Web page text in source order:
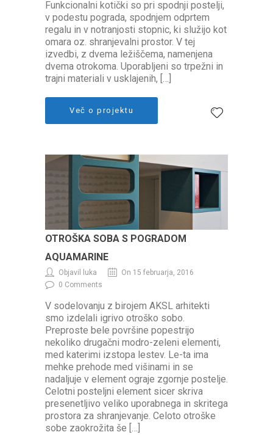
Funkcionalni kotički so pri spodnji postelji,
v podestu pograda, spodnjem odprtem
regalu in v notranjosti stopnic, ki služijo kot
omara oz. shranjevalni prostor. V tej
izvedbi, z dvema ležiščema, namenjena
dvema otrokoma. Uporabljeni so trpežni in
trajni materiali v usklajenih, […]
Več o projektu
OTROŠKA SOBA S POGRADOM
AQUAMARINE
Objavil luka
On 15 februarja, 2016
0 Comments
V sodelovanju z birojem AKSL arhitekti
smo izdelali igrivo otroško sobo.
Preproste bele površine popestrijo
nekoliko drugačni modro-zeleni elementi,
med katerimi izstopa lestev. Le-ta ima
mehke prehode med višinami in se
nadaljuje v element ograje zgornje postelje.
Celotni posteljni element sicer skriva
presenetljivo veliko uporabnega in skritega
prostora za shranjevanje. Celoto otroške
sobe zaokrožita še […]